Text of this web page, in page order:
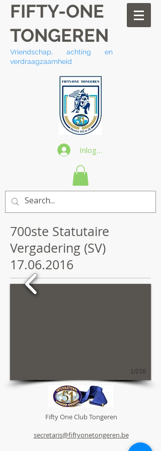
FIFTY-ONE
TONGEREN
Vriendschap, achting en
verdraagzaamheid
Inloggen
700ste Statutaire
Vergadering (SV)
17.06.2016
1/216
Fifty One Club Tongeren
secretaris@fiftyonetongeren.be